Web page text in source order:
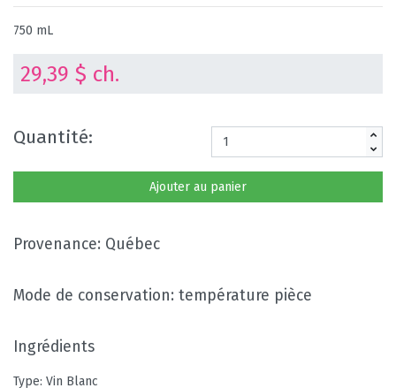
750 mL
29,39 $ ch.
Quantité:
Ajouter au panier
Provenance: Québec
Mode de conservation: température pièce
Ingrédients
Type: Vin Blanc